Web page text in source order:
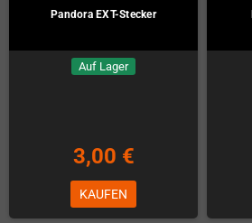
Pandora EXT-Stecker
Auf Lager
3,00 €
KAUFEN